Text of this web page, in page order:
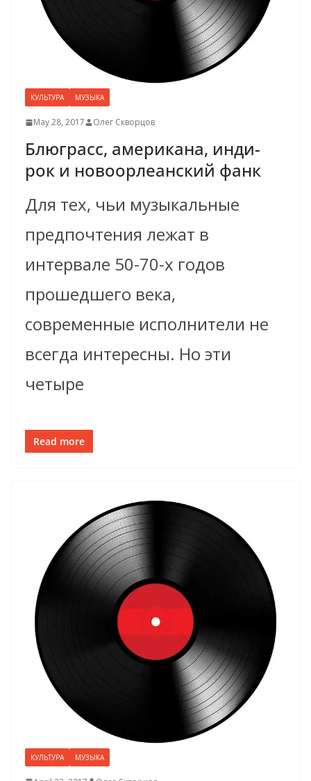
КУЛЬТУРА МУЗЫКА
May 28, 2017 Олег Скворцов
Блюграсс, американа, инди-
рок и новоорлеанский фанк
Для тех, чьи музыкальные
предпочтения лежат в
интервале 50-70-х годов
прошедшего века,
современные исполнители не
всегда интересны. Но эти
четыре
Read more
КУЛЬТУРА МУЗЫКА